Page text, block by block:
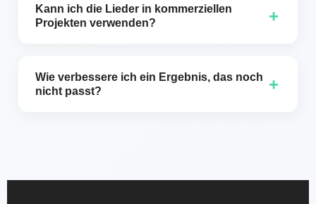
zum gewünschten Stil passt.
Kann ich die Lieder in kommerziellen
Projekten verwenden?
+
Bedingungen für private und kommerzielle
Nutzungen; wir haben klare Richtlinien zu Rechten.
Wie verbessere ich ein Ergebnis, das noch
nicht passt?
+